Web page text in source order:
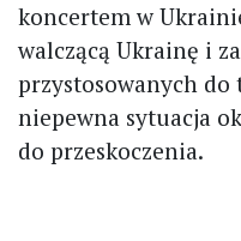
koncertem w
walczącą Ukrainę i
przystosowanych do
niepewna sytuacja
do przeskoczenia.